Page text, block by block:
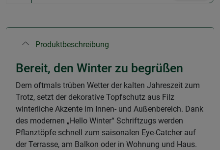
Produktbeschreibung
Bereit, den Winter zu begrüßen
Dem oftmals trüben Wetter der kalten Jahreszeit zum
Trotz, setzt der dekorative Topfschutz aus Filz
winterliche Akzente im Innen- und Außenbereich. Dank
des modernen „Hello Winter“ Schriftzugs werden
Pflanztöpfe schnell zum saisonalen Eye-Catcher auf
der Terrasse, am Balkon oder in Wohnung und Haus.